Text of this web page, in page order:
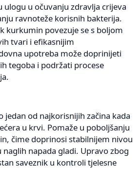
ulogu u očuvanju zdravlja crijeva
ravnoteže korisnih bakterija.
kurkumin povezuje se s boljom
tvari i efikasnijim
upotreba može doprinijeti
tegoba i podržati procese
jedan od najkorisnijih začina kada
u krvi. Pomaže u poboljšanju
čime doprinosi stabilnijem nivou
napada gladi. Upravo zbog
saveznik u kontroli tjelesne